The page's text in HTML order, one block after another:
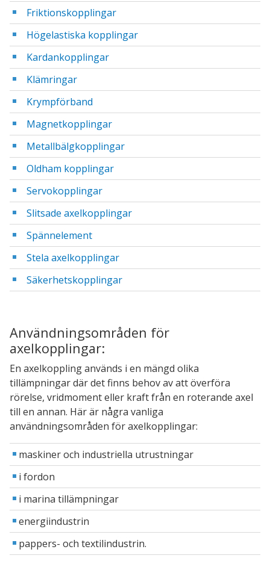
Friktionskopplingar
Högelastiska kopplingar
Kardankopplingar
Klämringar
Krympförband
Magnetkopplingar
Metallbälgkopplingar
Oldham kopplingar
Servokopplingar
Slitsade axelkopplingar
Spännelement
Stela axelkopplingar
Säkerhetskopplingar
Användningsområden för
axelkopplingar:
En axelkoppling används i en mängd olika
tillämpningar där det finns behov av att överföra
rörelse, vridmoment eller kraft från en roterande axel
till en annan. Här är några vanliga
användningsområden för axelkopplingar:
maskiner och industriella utrustningar
i fordon
i marina tillämpningar
energiindustrin
pappers- och textilindustrin.